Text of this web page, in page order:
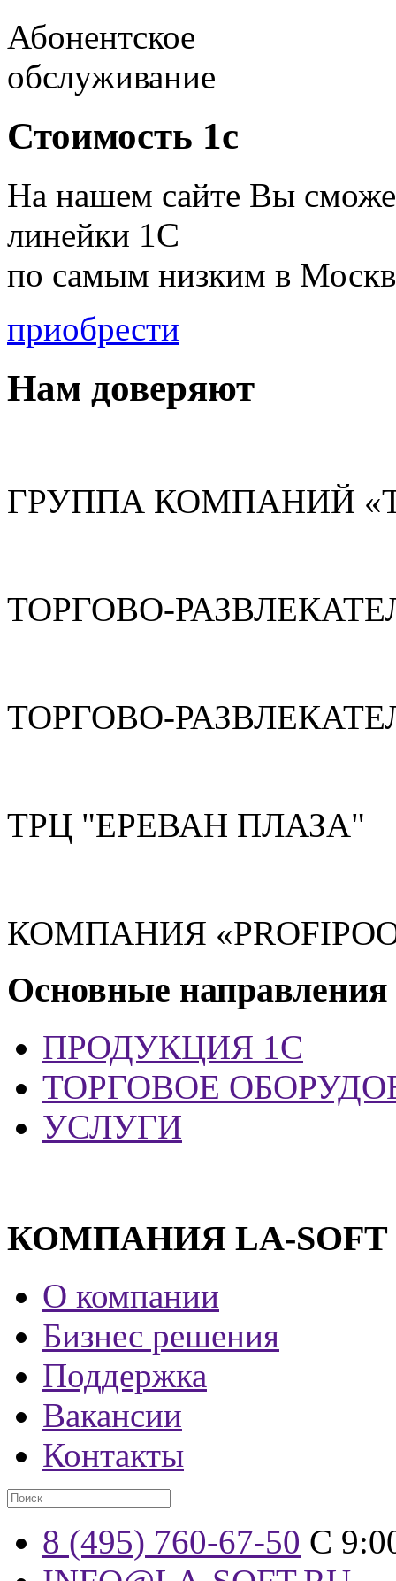
Абонентское
обслуживание
Стоимость 1с
На нашем сайте Вы
линейки 1С
по самым низким в
приобрести
Нам доверяют
ГРУППА КОМПАНИЙ
ТОРГОВО-
ТОРГОВО-
ТРЦ "ЕРЕВАН ПЛАЗА"
КОМПАНИЯ
Основные направления
ПРОДУКЦИЯ 1С
ТОРГОВОЕ
УСЛУГИ
КОМПАНИЯ LA-SOFT
О компании
Бизнес решения
Поддержка
Вакансии
Контакты
8 (495) 760-67-50 С